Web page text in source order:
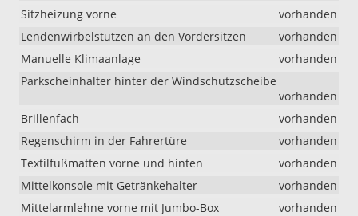
Sitzheizung vorne
vorhanden
Lendenwirbelstützen an den Vordersitzen
vorhanden
Manuelle Klimaanlage
vorhanden
Parkscheinhalter hinter der Windschutzscheibe
vorhanden
Brillenfach
vorhanden
Regenschirm in der Fahrertüre
vorhanden
Textilfußmatten vorne und hinten
vorhanden
Mittelkonsole mit Getränkehalter
vorhanden
Mittelarmlehne vorne mit Jumbo-Box
vorhanden